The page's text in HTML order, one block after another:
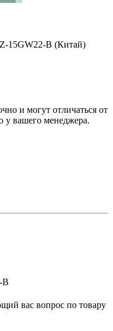
15GW22-B (Китай)
и могут отличаться от
у вашего менеджера.
B
вас вопрос по товару